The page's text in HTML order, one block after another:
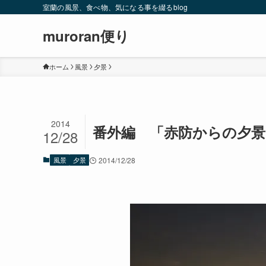
室蘭の風景、食べ物、気になる事を綴るblog
muroran便り
ホーム 風景 夕景
番外編 「赤防からの夕
2014
12/28
風景 夕景 2014/12/28